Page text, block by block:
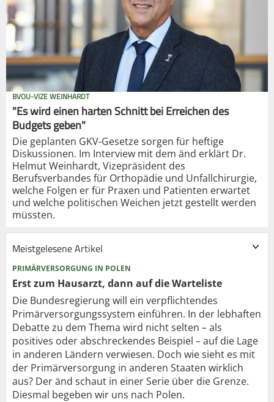
BVOU-VIZE WEINHARDT
"Es wird einen harten Schnitt bei Erreichen des
Budgets geben"
Die geplanten GKV-Gesetze sorgen für heftige
Diskussionen. Im Interview mit dem änd erklärt Dr.
Helmut Weinhardt, Vizepräsident des
Berufsverbandes für Orthopädie und Unfallchirurgie,
welche Folgen er für Praxen und Patienten erwartet
und welche politischen Weichen jetzt gestellt werden
müssten.
Meistgelesene Artikel
PRIMÄRVERSORGUNG IN POLEN
Erst zum Hausarzt, dann auf die Warteliste
Die Bundesregierung will ein verpflichtendes
Primärversorgungssystem einführen. In der lebhaften
Debatte zu dem Thema wird nicht selten – als
positives oder abschreckendes Beispiel – auf die Lage
in anderen Ländern verwiesen. Doch wie sieht es mit
der Primärversorgung in anderen Staaten wirklich
aus? Der änd schaut in einer Serie über die Grenze.
Diesmal begeben wir uns nach Polen.